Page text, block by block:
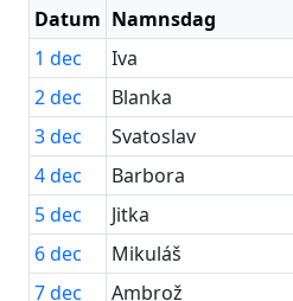
Datum Namnsdag
1 dec
Iva
2dec
Blanka
3dec
Svatoslav
4dec
Barbora
5dec
Jitka
6dec
Mikuláš
7dec
Ambrož